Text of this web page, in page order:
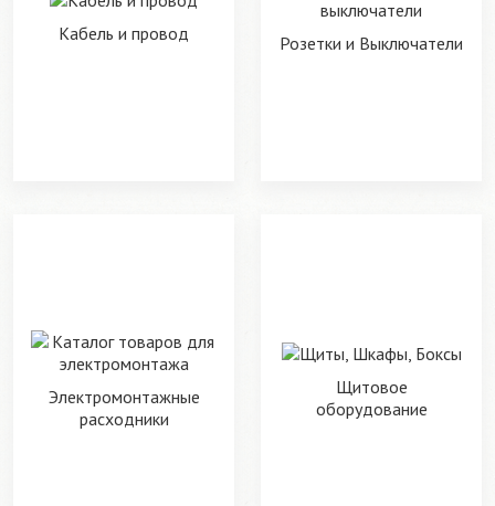
Кабель и провод Розетки и Выключатели
Электромонтажные
расходники
Щитовое
оборудование